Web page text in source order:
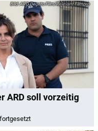
ARD Degeto Film/Relevant Filmpro
ARD soll vorzeitig